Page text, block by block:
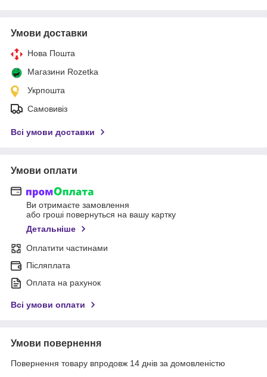
Умови доставки
Нова Пошта
Магазини Rozetka
Укрпошта
Самовивіз
Всі умови доставки
Умови оплати
Ви отримаєте замовлення
або гроші повернуться на вашу картку
Детальніше
Оплатити частинами
Післяплата
Оплата на рахунок
Всі умови оплати
Умови повернення
Повернення товару впродовж 14 днів за домовленістю